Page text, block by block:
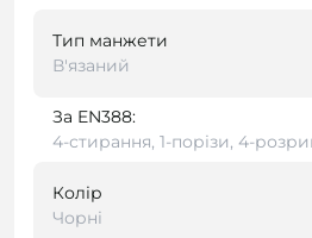
Тип манжети
В'язаний
За EN388:
4-стирання, 1-порізи, 4-
Колір
Чорні